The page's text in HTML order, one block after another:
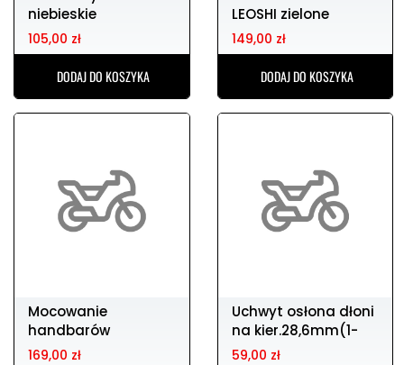
niebieskie
105,00 zł
DODAJ DO KOSZYKA
LEOSHI zielone
149,00 zł
DODAJ DO KOSZYKA
Mocowanie
handbarów
RACETECH śr. 28,6cm
169,00 zł
Uchwyt osłona dłoni
na kier.28,6mm(1-
1/8") uniwers
59,00 zł